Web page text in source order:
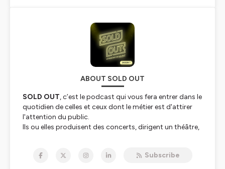
ABOUT SOLD OUT
SOLD OUT, c’est le podcast qui vous fera entrer dans le
quotidien de celles et ceux dont le métier est d'attirer
l'attention du public.
Ils ou elles produisent des concerts, dirigent un théâtre,
personnels, les transformations de leur job... et raconter
Subscribe